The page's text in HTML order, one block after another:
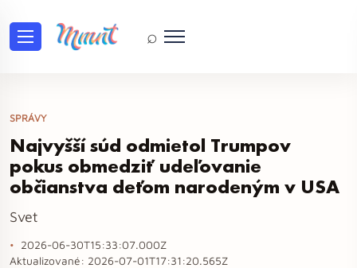
⌕
SPRÁVY
Najvyšší súd odmietol Trumpov
pokus obmedziť udeľovanie
občianstva deťom narodeným v USA
Svet
2026-06-30T15:33:07.000Z
Aktualizované: 2026-07-01T17:31:20.565Z